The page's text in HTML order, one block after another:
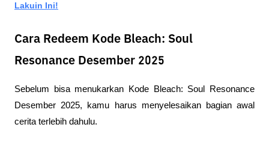
Lakuin Ini!
Cara Redeem Kode Bleach: Soul
Resonance Desember 2025
Sebelum bisa menukarkan Kode Bleach: Soul Resonance
Desember 2025, kamu harus menyelesaikan bagian awal
cerita terlebih dahulu.